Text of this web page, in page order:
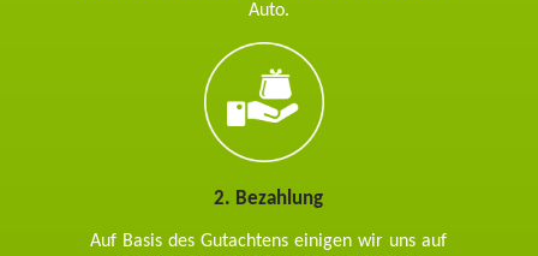
Auto.
2. Bezahlung
Auf Basis des Gutachtens einigen wir uns auf